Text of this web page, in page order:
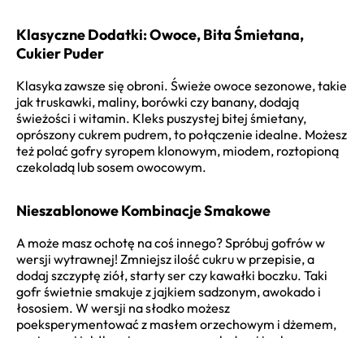
Klasyczne Dodatki: Owoce, Bita Śmietana,
Cukier Puder
Klasyka zawsze się obroni. Świeże owoce sezonowe, takie
jak truskawki, maliny, borówki czy banany, dodają
świeżości i witamin. Kleks puszystej bitej śmietany,
oprószony cukrem pudrem, to połączenie idealne. Możesz
też polać gofry syropem klonowym, miodem, roztopioną
czekoladą lub sosem owocowym.
Nieszablonowe Kombinacje Smakowe
A może masz ochotę na coś innego? Spróbuj gofrów w
wersji wytrawnej! Zmniejsz ilość cukru w przepisie, a
dodaj szczyptę ziół, starty ser czy kawałki boczku. Taki
gofr świetnie smakuje z jajkiem sadzonym, awokado i
łososiem. W wersji na słodko możesz
poeksperymentować z masłem orzechowym i dżemem,